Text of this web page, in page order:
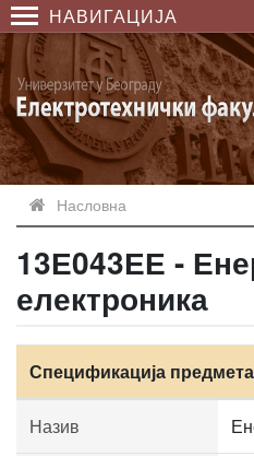
НАВИГАЦИЈА
Насловна
13Е043ЕЕ -
електроника
Спецификација предмета
Назив